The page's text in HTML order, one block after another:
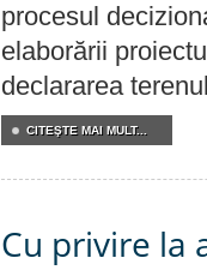
procesul
elaborării
declararea
CITEŞTE MAI MULT...
Cu privire la